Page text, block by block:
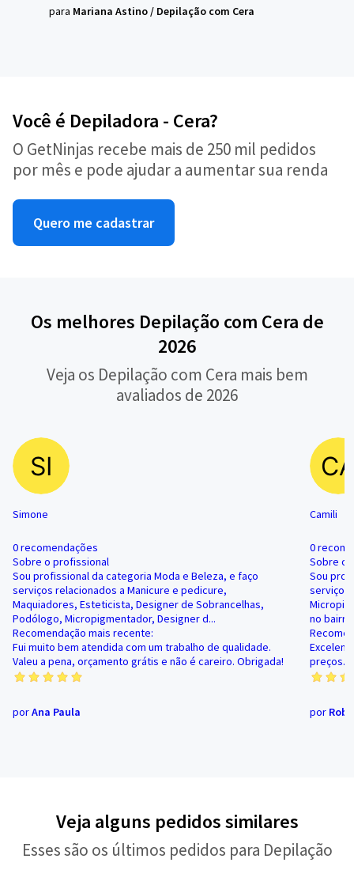
para Mariana Astino/ Depilação com Cera
Você é Depiladora - Cera?
O GetNinjas recebe mais de 250 mil pedidos
por mês e pode ajudar a aumentar sua renda
Quero me cadastrar
Os melhores Depilação com Cera de
2026
Veja os Depilação com Cera mais bem
avaliados de 2026
Simone
0 recomendações
Sobre o profissional
Sou profissional da categoria Moda e Beleza, e faço
serviços relacionados a Manicure e pedicure,
Maquiadores, Esteticista, Designer de Sobrancelhas,
Podólogo, Micropigmentador, Designer d...
Recomendação mais recente:
Fui muito bem atendida com um trabalho de qualidade.
Valeu a pena, orçamento grátis e não é careiro. Obrigada!
porAna Paula
Camili
0
Sobre o
Sou
no
preços.
por
Veja alguns pedidos similares
Esses são os últimos pedidos para Depilação